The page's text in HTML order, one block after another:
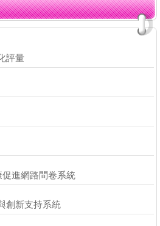
評量
進網路問卷系統
創新支持系統